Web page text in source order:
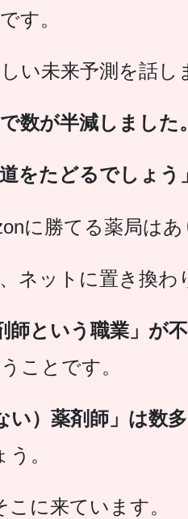
す。
い未来予測を話し
数が半減しました。
をたどるでしょう」
に勝てる薬局はあ
ネットに置き換わ
師という職業」が
ことです。
い）薬剤師」は数
。
に来ています。